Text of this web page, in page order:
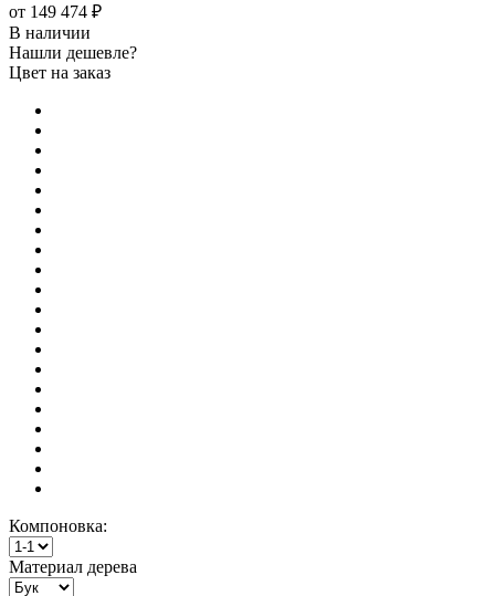
от 149 474 ₽
В наличии
Нашли дешевле?
Цвет на заказ
Компоновка:
Материал дерева